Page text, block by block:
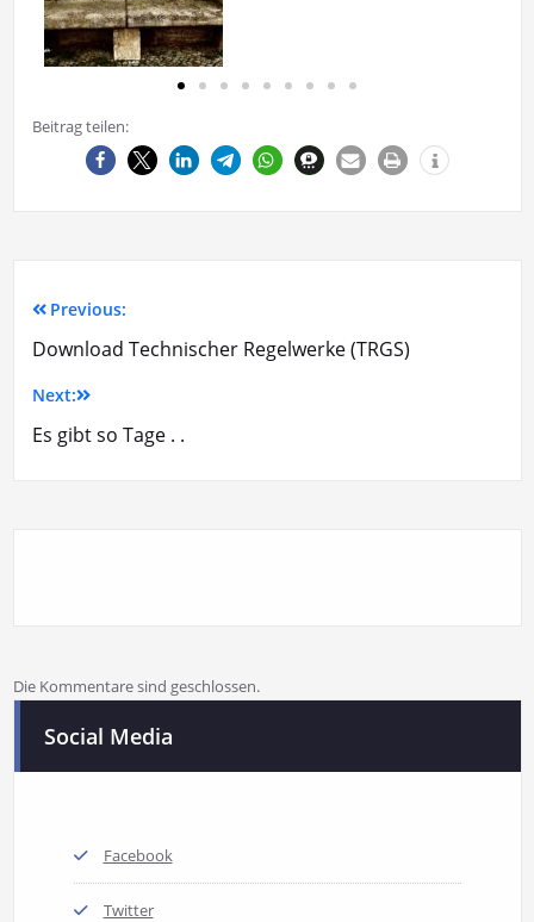
Beitrag teilen:
Previous:
Download Technischer Regelwerke (TRGS)
Next:
Es gibt so Tage . .
Die Kommentare sind geschlossen.
Social Media
Facebook
Twitter